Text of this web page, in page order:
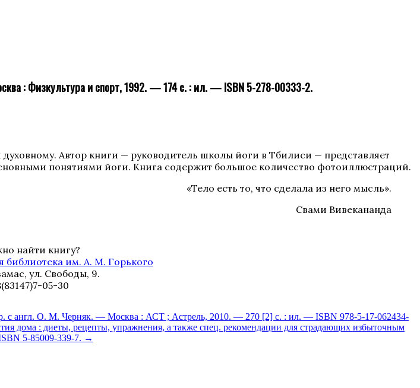
: Физкультура и спорт, 1992. — 174 с. : ил. — ISBN 5-278-00333-2.
Автор книги — руководитель школы йоги в Тбилиси — представляет
понятиями йоги. Книга содержит большое количество фотоиллюстраций.
«Тело есть то, что сделала из него мысль».
Свами Вивекананда
найти книгу?
библиотека им. А. М. Горького
ул. Свободы, 9.
05-30
англ. О. М. Черняк. — Москва : АСТ ; Астрель, 2010. — 270 [2] с. : ил. — ISBN 978-5-17-062434-
дома : диеты, рецепты, упражнения, а также спец. рекомендации для страдающих избыточным
5-85009-339-7. →